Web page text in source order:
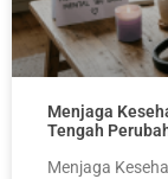
Menjaga
Tengah
Menjaga